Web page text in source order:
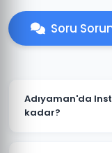
Soru
Adıyaman'da
kadar?